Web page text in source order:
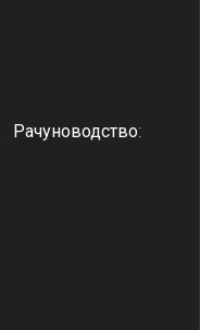
Рачуноводство: